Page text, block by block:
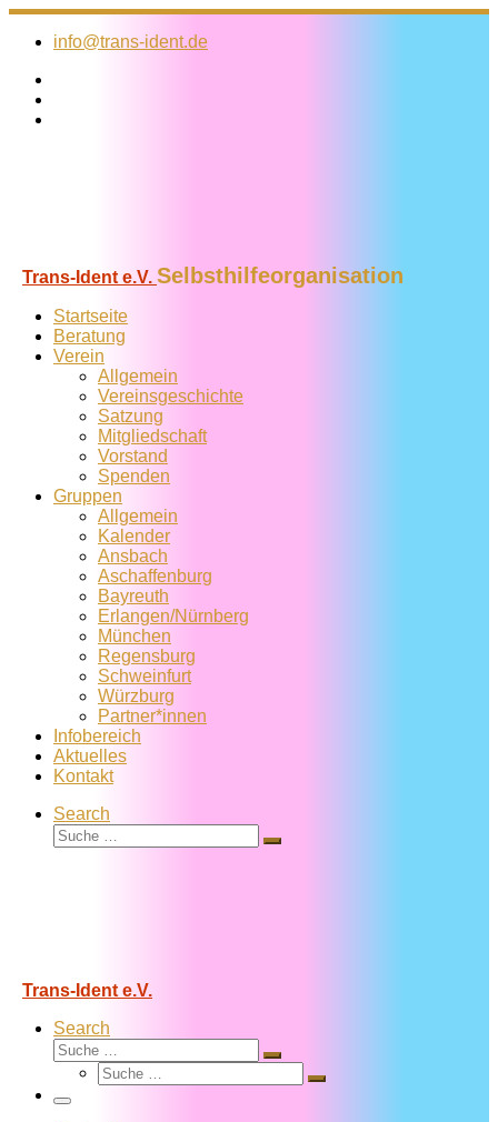
Zum
Inhalt
info@trans-ident.de
Trans-Ident e.V. Selbsthilfeorganisation
Startseite
Beratung
Verein
Allgemein
Vereins­geschichte
Satzung
Mitglied­schaft
Vorstand
Spenden
Gruppen
Allgemein
Kalender
Ansbach
Aschaffenburg
Bayreuth
Erlangen/Nürnberg
München
Regensburg
Schweinfurt
Würzburg
Partner*innen
Infobereich
Aktuelles
Kontakt
Search
Suche
Suche
Trans-Ident e.V.
Search
Suche
Suche
Suche
Suche
Menü